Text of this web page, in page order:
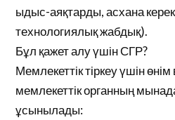
ыдыс-аяқтарды, асхана
технологиялық жабдық).
Бұл қажет алу үшін СГР?
Мемлекеттік тіркеу үшін
мемлекеттік органның
ұсынылады: